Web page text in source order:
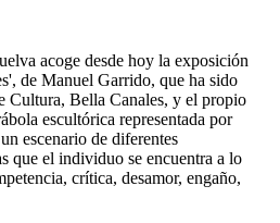
acoge desde hoy la exposición
de Manuel Garrido, que ha sido
Cultura, Bella Canales, y el propio
escultórica representada por
escenario de diferentes
que el individuo se encuentra a lo
crítica, desamor, engaño,